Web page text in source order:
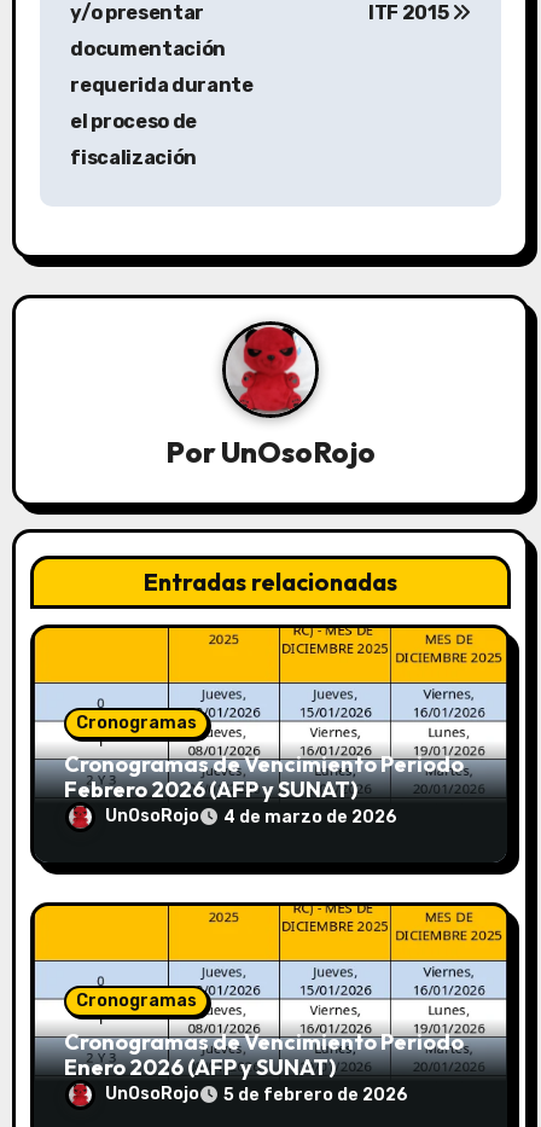
y/o presentar
documentación
requerida durante
el proceso de
fiscalización
ITF 2015
PorUnOsoRojo
Entradas relacionadas
Cronogramas
Cronogramas de Vencimiento Periodo
Febrero 2026 (AFP y SUNAT)
UnOsoRojo 4 de marzo de 2026
Cronogramas
Cronogramas de Vencimiento Periodo
Enero 2026 (AFP y SUNAT)
UnOsoRojo 5 de febrero de 2026